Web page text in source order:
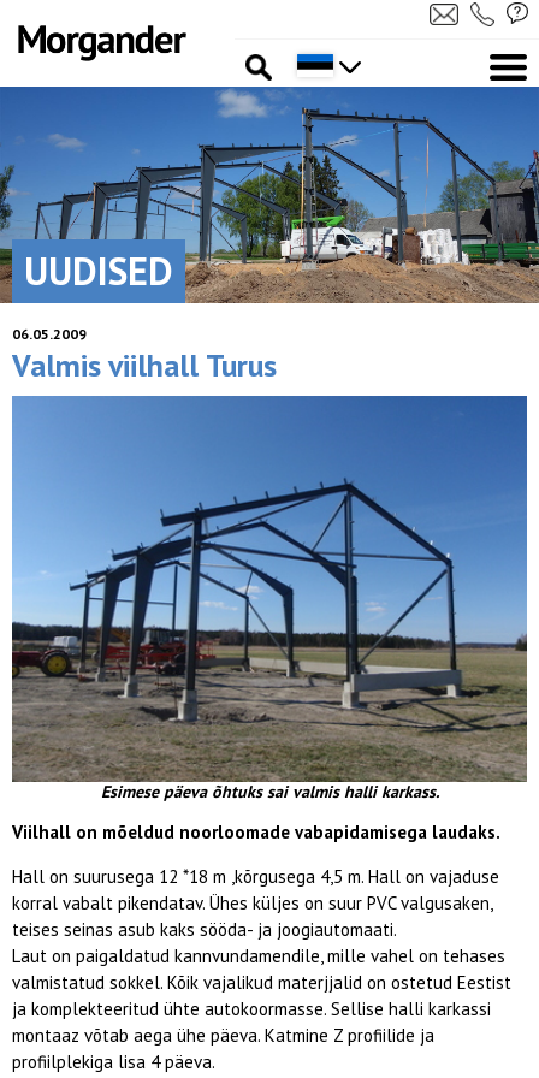
UUDISED
06.05.2009
Valmis viilhall Turus
Esimese päeva õhtuks sai valmis halli karkass.
Viilhall on mõeldud noorloomade vabapidamisega laudaks.
Hall on suurusega 12 *18 m ,kõrgusega 4,5 m. Hall on vajaduse
korral vabalt pikendatav. Ühes küljes on suur PVC valgusaken,
teises seinas asub kaks sööda- ja joogiautomaati.
Laut on paigaldatud kannvundamendile, mille vahel on tehases
valmistatud sokkel. Kõik vajalikud materjjalid on ostetud Eestist
ja komplekteeritud ühte autokoormasse. Sellise halli karkassi
montaaz võtab aega ühe päeva. Katmine Z profiilide ja
profiilplekiga lisa 4 päeva.